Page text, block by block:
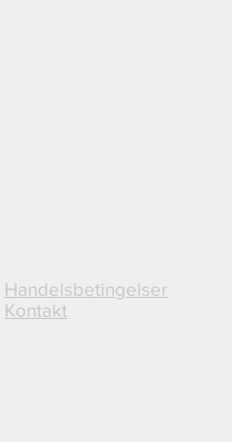
Handelsbetingelser
Kontakt